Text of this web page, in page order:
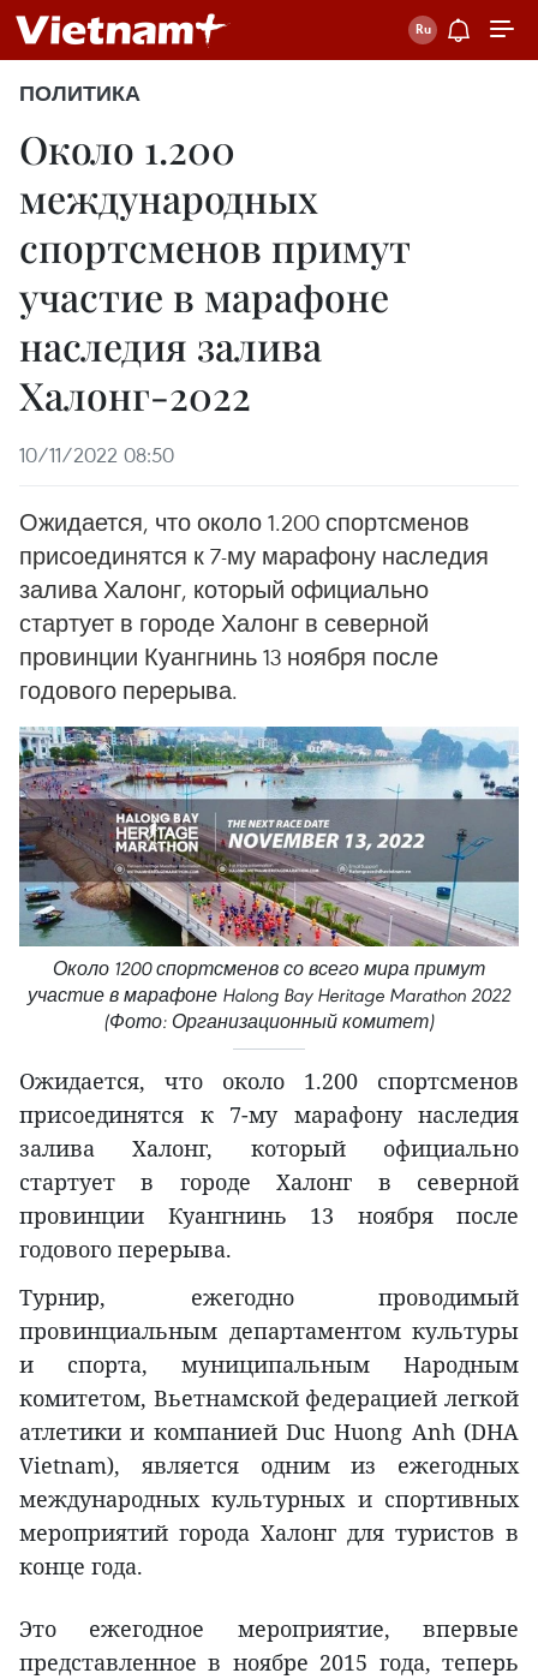
ПОЛИТИКА
Около 1.200
международных
спортсменов примут
участие в марафоне
наследия залива
Халонг-2022
10/11/2022 08:50
Ожидается, что около 1.200 спортсменов
присоединятся к 7-му марафону наследия
залива Халонг, который официально
стартует в городе Халонг в северной
провинции Куангнинь 13 ноября после
годового перерыва.
Около 1200 спортсменов со всего мира примут
участие в марафоне Halong Bay Heritage Marathon 2022
(Фото: Организационный комитет)
Ожидается, что около 1.200 спортсменов
присоединятся к 7-му марафону наследия
залива Халонг, который официально
стартует в городе Халонг в северной
провинции Куангнинь 13 ноября после
годового перерыва.
Турнир, ежегодно проводимый
провинциальным департаментом культуры
и спорта, муниципальным Народным
комитетом, Вьетнамской федерацией легкой
атлетики и компанией Duc Huong Anh (DHA
Vietnam), является одним из ежегодных
международных культурных и спортивных
мероприятий города Халонг для туристов в
конце года.
Это ежегодное мероприятие, впервые
представленное в ноябре 2015 года, теперь